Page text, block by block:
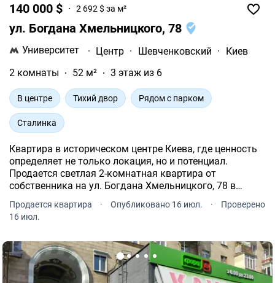
140 000 $ 2 692 $ за м²
ул. Богдана Хмельницкого, 78
Университет · Центр · Шевченковский ·
Киев
2 комнаты
52 м² 3 этаж из 6
В центре Тихий двор Рядом с парком
Сталинка
Квартира в историческом центре Киева, где ценность
определяет не только локация, но и потенциал.
Продается светлая 2-комнатная квартира от
собственника на ул. Богдана Хмельницкого, 78 в
архитектурными памятниками и лучшей
инфраструктурой города.
Продается квартира · Опубликовано 16 июл. ·
Проверено
16 июл.